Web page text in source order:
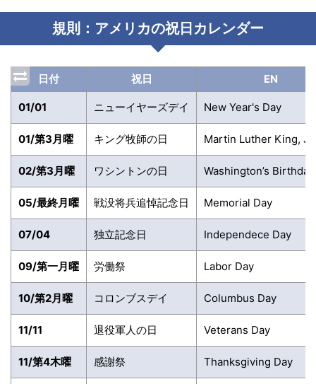
規則：アメリカの祝日カレンダー
日付 祝日 EN
01/01 ニューイヤーズデイ New Year's Day
01/第3月曜 キング牧師の日 Martin Luther King,
02/第3月曜 ワシントンの日 Washington’s Birthday
05/最終月曜 戦没将兵追悼記念日 Memorial Day
07/04 独立記念日 Independece Day
09/第一月曜 労働祭 Labor Day
10/第2月曜 コロンブスデイ Columbus Day
11/11 退役軍人の日 Veterans Day
11/第4木曜 感謝祭 Thanksgiving Day